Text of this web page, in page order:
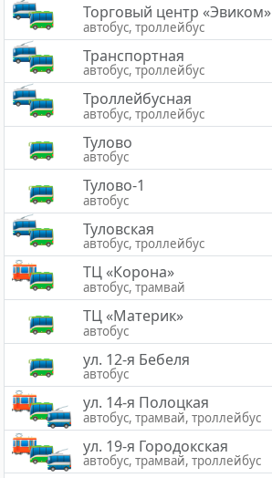
Торговый центр «Эвиком»
автобус, троллейбус
Транспортная
автобус, троллейбус
Троллейбусная
автобус, троллейбус
Тулово
автобус
Тулово-1
автобус
Туловская
автобус, троллейбус
ТЦ «Корона»
автобус, трамвай
ТЦ «Материк»
автобус
ул. 12-я Бебеля
автобус
ул. 14-я Полоцкая
автобус, трамвай, троллейбус
ул. 19-я Городокская
автобус, трамвай, троллейбус